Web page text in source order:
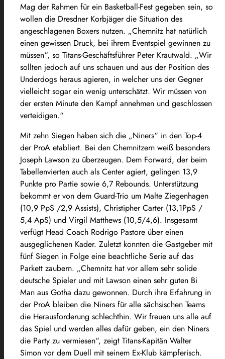
Mag der Rahmen für ein Basketball-Fest gegeben sein, so
wollen die Dresdner Korbjäger die Situation des
angeschlagenen Boxers nutzen. „Chemnitz hat natürlich
einen gewissen Druck, bei ihrem Eventspiel gewinnen zu
müssen“, so Titans-Geschäftsführer Peter Krautwald. „Wir
sollten jedoch auf uns schauen und aus der Position des
Underdogs heraus agieren, in welcher uns der Gegner
vielleicht sogar ein wenig unterschätzt. Wir müssen von
der ersten Minute den Kampf annehmen und geschlossen
verteidigen.“
Mit zehn Siegen haben sich die „Niners“ in den Top-4
der ProA etabliert. Bei den Chemnitzern weiß besonders
Joseph Lawson zu überzeugen. Dem Forward, der beim
Tabellenvierten auch als Center agiert, gelingen 13,9
Punkte pro Partie sowie 6,7 Rebounds. Unterstützung
bekommt er von dem Guard-Trio um Malte Ziegenhagen
(10,9 PpS /2,9 Assists), Christipher Carter (13,1PpS /
5,4 ApS) und Virgil Matthews (10,5/4,6). Insgesamt
verfügt Head Coach Rodrigo Pastore über einen
ausgeglichenen Kader. Zuletzt konnten die Gastgeber mit
fünf Siegen in Folge eine beachtliche Serie auf das
Parkett zaubern. „Chemnitz hat vor allem sehr solide
deutsche Spieler und mit Lawson einen sehr guten Bi
Man aus Gotha dazu gewonnen. Durch ihre Erfahrung in
der ProA bleiben die Niners für alle sächsischen Teams
die Herausforderung schlechthin. Wir freuen uns alle auf
das Spiel und werden alles dafür geben, ein den Niners
die Party zu vermiesen“, zeigt Titans-Kapitän Walter
Simon vor dem Duell mit seinem Ex-Klub kämpferisch.